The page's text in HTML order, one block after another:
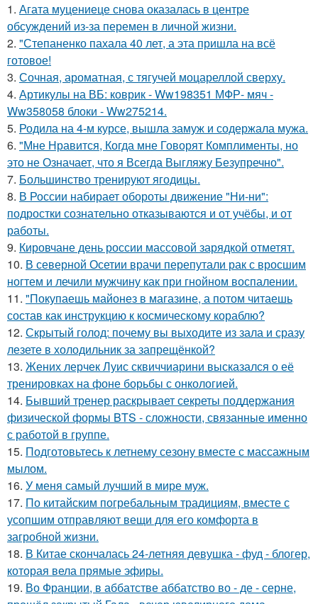
1. Агата муцениеце снова оказалась в центре
обсуждений из-за перемен в личной жизни.
2. "Степаненко пахала 40 лет, а эта пришла на всё
готовое!
3. Сочная, ароматная, с тягучей моцареллой сверху.
4. Артикулы на ВБ: коврик - Ww198351 МФР- мяч -
Ww358058 блоки - Ww275214.
5. Родила на 4-м курсе, вышла замуж и содержала мужа.
6. "Мне Нравится, Когда мне Говорят Комплименты, но
это не Означает, что я Всегда Выгляжу Безупречно".
7. Большинство тренируют ягодицы.
8. В России набирает обороты движение "Ни-ни":
подростки сознательно отказываются и от учёбы, и от
работы.
9. Кировчане день россии массовой зарядкой отметят.
10. В северной Осетии врачи перепутали рак с вросшим
ногтем и лечили мужчину как при гнойном воспалении.
11. "Покупаешь майонез в магазине, а потом читаешь
состав как инструкцию к космическому кораблю?
12. Скрытый голод: почему вы выходите из зала и сразу
лезете в холодильник за запрещёнкой?
13. Жених лерчек Луис сквиччиарини высказался о её
тренировках на фоне борьбы с онкологией.
14. Бывший тренер раскрывает секреты поддержания
физической формы BTS - сложности, связанные именно
с работой в группе.
15. Подготовьтесь к летнему сезону вместе с массажным
мылом.
16. У меня самый лучший в мире муж.
17. По китайским погребальным традициям, вместе с
усопшим отправляют вещи для его комфорта в
загробной жизни.
18. В Китае скончалась 24-летняя девушка - фуд - блогер,
которая вела прямые эфиры.
19. Во Франции, в аббатстве аббатство во - де - серне,